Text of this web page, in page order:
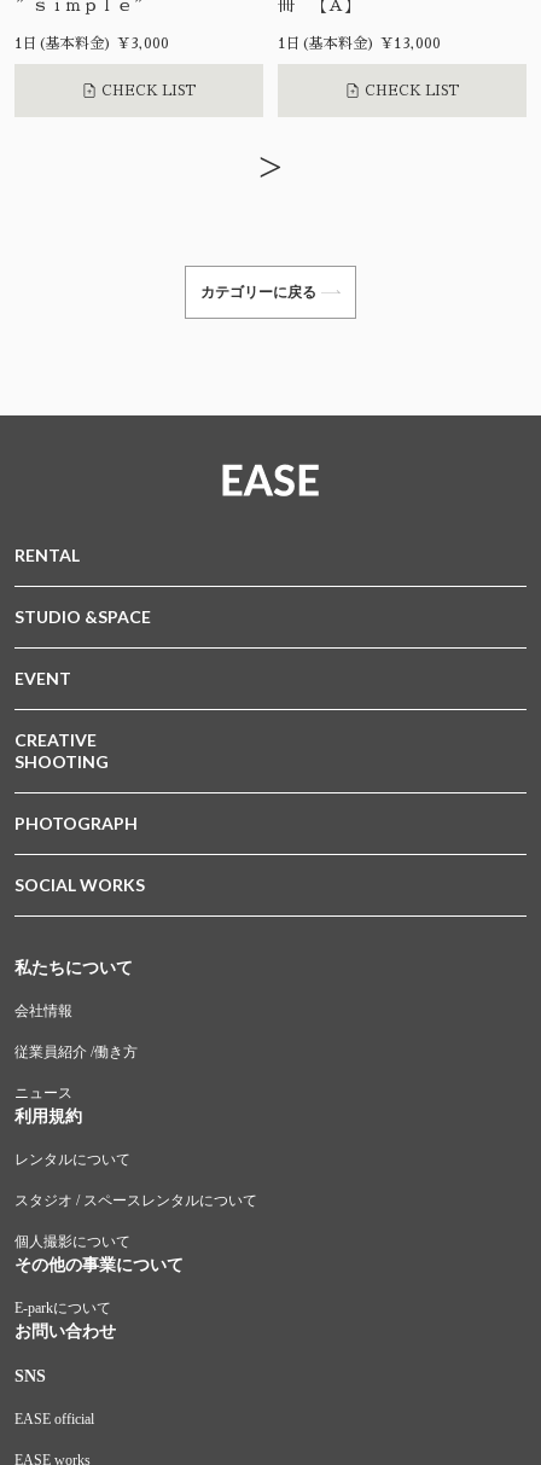
”ｓｉｍｐｌｅ”
1日(基本料金) ¥3,000
CHECK LIST
冊 【A】
1日(基本料金) ¥13,000
CHECK LIST
>
カテゴリーに戻る
RENTAL
STUDIO &SPACE
EVENT
CREATIVE
SHOOTING
PHOTOGRAPH
SOCIAL WORKS
私たちについて
会社情報
従業員紹介 /働き方
ニュース
利用規約
レンタルについて
スタジオ / スペースレンタルについて
個人撮影について
その他の事業について
E-parkについて
お問い合わせ
SNS
EASE official
EASE works